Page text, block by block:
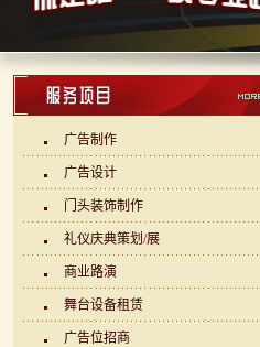
广告制作
广告设计
门头装饰制作
礼仪庆典策划/展
商业路演
舞台设备租赁
广告位招商